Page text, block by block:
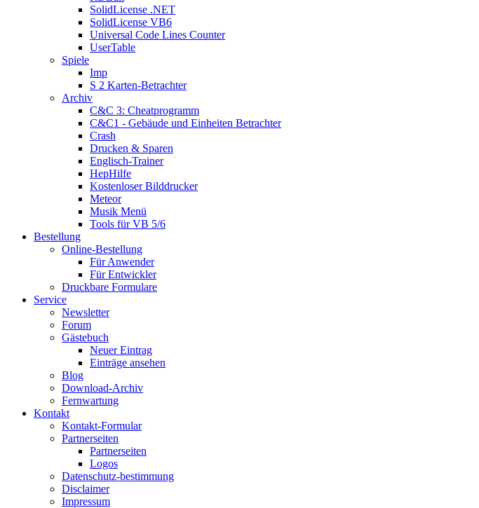
SolidLicense .NET
SolidLicense VB6
Universal Code Lines Counter
UserTable
Spiele
Imp
S 2 Karten-Betrachter
Archiv
C&C 3: Cheatprogramm
C&C1 - Gebäude und Einheiten Betrachter
Crash
Drucken & Sparen
Englisch-Trainer
HepHilfe
Kostenloser Bilddrucker
Meteor
Musik Menü
Tools für VB 5/6
Bestellung
Online-Bestellung
Für Anwender
Für Entwickler
Druckbare Formulare
Service
Newsletter
Forum
Gästebuch
Neuer Eintrag
Einträge ansehen
Blog
Download-Archiv
Fernwartung
Kontakt
Kontakt-Formular
Partnerseiten
Partnerseiten
Logos
Datenschutz-bestimmung
Disclaimer
Impressum